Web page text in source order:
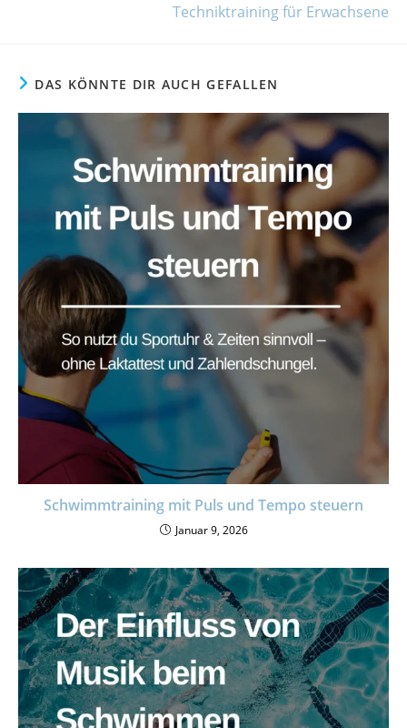
Techniktraining für Erwachsene
DAS KÖNNTE DIR AUCH GEFALLEN
Schwimmtraining mit Puls und Tempo steuern
Januar 9, 2026